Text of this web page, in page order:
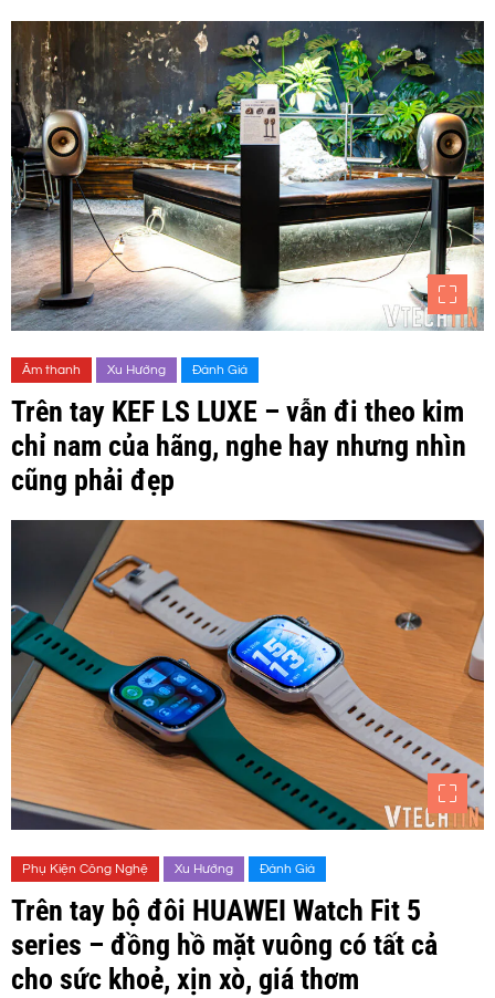
Âm thanh Xu Hướng Đánh Giá
Trên tay KEF LS LUXE – vẫn đi theo kim
chỉ nam của hãng, nghe hay nhưng nhìn
cũng phải đẹp
Phụ Kiện Công Nghệ Xu Hướng Đánh Giá
Trên tay bộ đôi HUAWEI Watch Fit 5
series – đồng hồ mặt vuông có tất cả
cho sức khoẻ, xịn xò, giá thơm